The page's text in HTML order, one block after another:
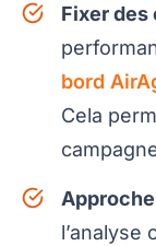
Fixer
bord
Cela
l’analyse